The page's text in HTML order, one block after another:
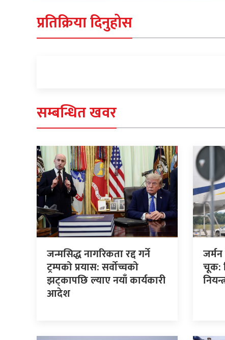
प्रतिक्रिया दिनुहोस
सम्बन्धित खवर
जन्मसिद्ध नागरिकता रद्द गर्ने
ट्रम्पको प्रयास: सर्वोच्चको
झट्कापछि ल्याए नयाँ कार्यकारी
आदेश
चूक: